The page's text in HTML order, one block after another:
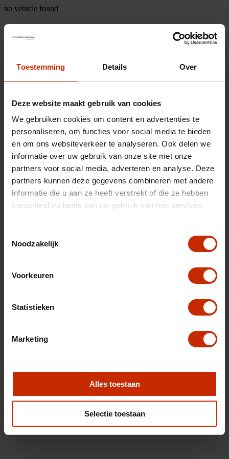
Toestemming Details Over
Deze website maakt gebruik van cookies
We gebruiken cookies om content en advertenties te
personaliseren, om functies voor social media te bieden
en om ons websiteverkeer te analyseren. Ook delen we
informatie over uw gebruik van onze site met onze
partners voor social media, adverteren en analyse. Deze
partners kunnen deze gegevens combineren met andere
informatie die u aan ze heeft verstrekt of die ze hebben
verzameld op basis van uw gebruik van hun services.
Noodzakelijk
Voorkeuren
Statistieken
Marketing
Alles toestaan
Selectie toestaan
no vehicle found